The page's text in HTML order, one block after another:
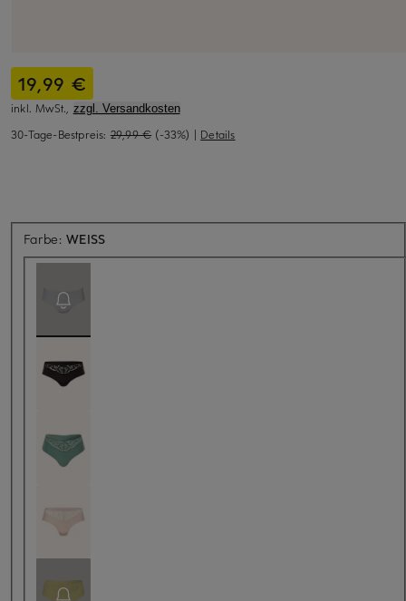
19,99 €
inkl. MwSt., zzgl. Versandkosten
30-Tage-Bestpreis: 29,99 € (-33%) | Details
Farbe:WEISSAktuell nicht verfügbar